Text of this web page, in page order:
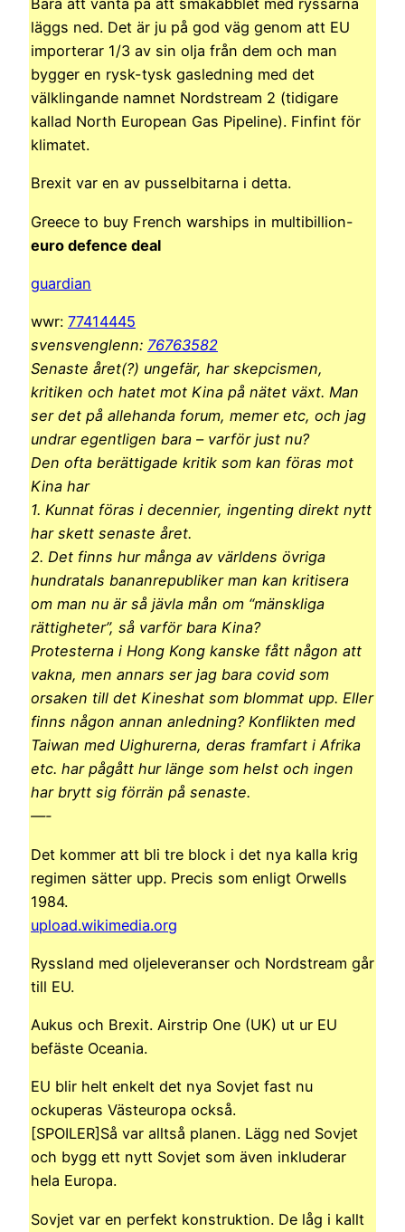
Bara att vänta på att småkäbblet med ryssarna
läggs ned. Det är ju på god väg genom att EU
importerar 1/3 av sin olja från dem och man
bygger en rysk-tysk gasledning med det
välklingande namnet Nordstream 2 (tidigare
kallad North European Gas Pipeline). Finfint för
klimatet.
Brexit var en av pusselbitarna i detta.
Greece to buy French warships in multibillion-
euro defence deal
guardian
wwr: 77414445
svensvenglenn: 76763582
Senaste året(?) ungefär, har skepcismen,
kritiken och hatet mot Kina på nätet växt. Man
ser det på allehanda forum, memer etc, och jag
undrar egentligen bara – varför just nu?
Den ofta berättigade kritik som kan föras mot
Kina har
1. Kunnat föras i decennier, ingenting direkt nytt
har skett senaste året.
2. Det finns hur många av världens övriga
hundratals bananrepubliker man kan kritisera
om man nu är så jävla mån om “mänskliga
rättigheter”, så varför bara Kina?
Protesterna i Hong Kong kanske fått någon att
vakna, men annars ser jag bara covid som
orsaken till det Kineshat som blommat upp. Eller
finns någon annan anledning? Konflikten med
Taiwan med Uighurerna, deras framfart i Afrika
etc. har pågått hur länge som helst och ingen
har brytt sig förrän på senaste.
—-
Det kommer att bli tre block i det nya kalla krig
regimen sätter upp. Precis som enligt Orwells
1984.
upload.wikimedia.org
Ryssland med oljeleveranser och Nordstream går
till EU.
Aukus och Brexit. Airstrip One (UK) ut ur EU
befäste Oceania.
EU blir helt enkelt det nya Sovjet fast nu
ockuperas Västeuropa också.
[SPOILER]Så var alltså planen. Lägg ned Sovjet
och bygg ett nytt Sovjet som även inkluderar
hela Europa.
Sovjet var en perfekt konstruktion. De låg i kallt